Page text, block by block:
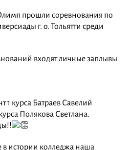
прошли соревнования по
г. о. Тольятти среди
входят личные заплывы
1 курса Батраев Савелий
Полякова Светлана.
в истории колледжа наша